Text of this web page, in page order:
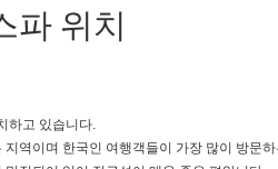
파 위치
하고 있습니다.
역이며 한국인 여행객들이 가장 많이 방문